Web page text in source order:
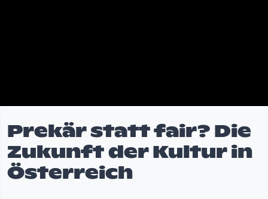
Prekär statt fair? Die
Zukunft der Kultur in
Österreich